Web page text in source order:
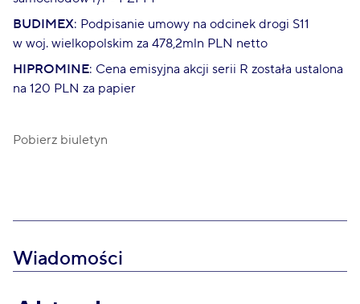
BUDIMEX: Podpisanie umowy na odcinek drogi S11
w woj. wielkopolskim za 478,2mln PLN netto
HIPROMINE: Cena emisyjna akcji serii R została ustalona
na 120 PLN za papier
Pobierz biuletyn
Wiadomości